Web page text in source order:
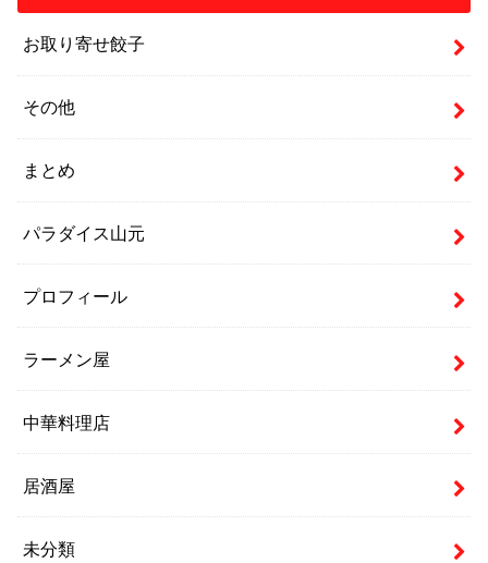
お取り寄せ餃子
その他
まとめ
パラダイス山元
プロフィール
ラーメン屋
中華料理店
居酒屋
未分類